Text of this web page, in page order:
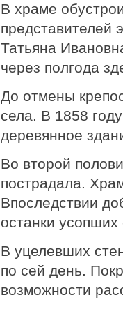
В храме
представителей
Татьяна
через полгода
До отмены
села. В 1858
деревянное
Во второй
пострадала.
Впоследствии
останки
В уцелевших
по сей день.
возможности